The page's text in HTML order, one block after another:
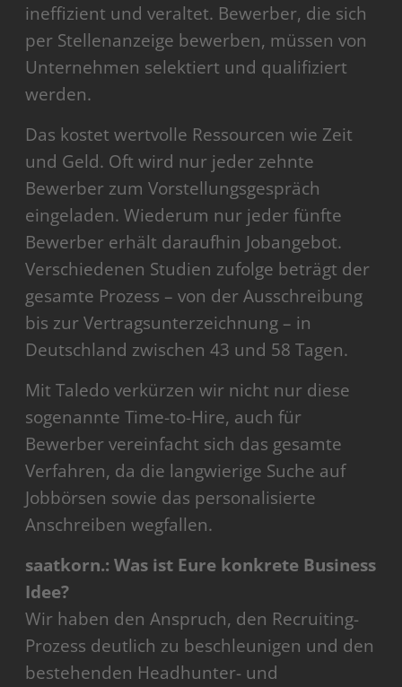
ineffizient und veraltet. Bewerber, die sich
per Stellenanzeige bewerben, müssen von
Unternehmen selektiert und qualifiziert
werden.
Das kostet wertvolle Ressourcen wie Zeit
und Geld. Oft wird nur jeder zehnte
Bewerber zum Vorstellungsgespräch
eingeladen. Wiederum nur jeder fünfte
Bewerber erhält daraufhin Jobangebot.
Verschiedenen Studien zufolge beträgt der
gesamte Prozess – von der Ausschreibung
bis zur Vertragsunterzeichnung – in
Deutschland zwischen 43 und 58 Tagen.
Mit Taledo verkürzen wir nicht nur diese
sogenannte Time-to-Hire, auch für
Bewerber vereinfacht sich das gesamte
Verfahren, da die langwierige Suche auf
Jobbörsen sowie das personalisierte
Anschreiben wegfallen.
saatkorn.: Was ist Eure konkrete Business
Idee?
Wir haben den Anspruch, den Recruiting-
Prozess deutlich zu beschleunigen und den
bestehenden Headhunter- und